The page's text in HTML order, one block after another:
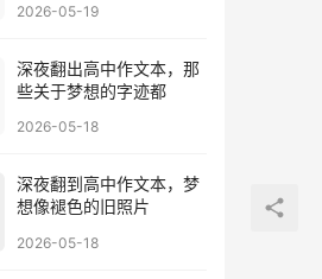
2026-05-19
深夜翻出高中作文本，那
些关于梦想的字迹都
2026-05-18
深夜翻到高中作文本，梦
想像褪色的旧照片
2026-05-18